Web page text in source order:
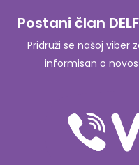
Postani član
Pridruži se našoj viber
informisan o